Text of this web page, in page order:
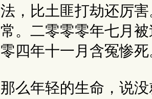
法，比土匪打劫还厉
常。二零零零年七月
零四年十一月含冤惨
那么年轻的生命，说